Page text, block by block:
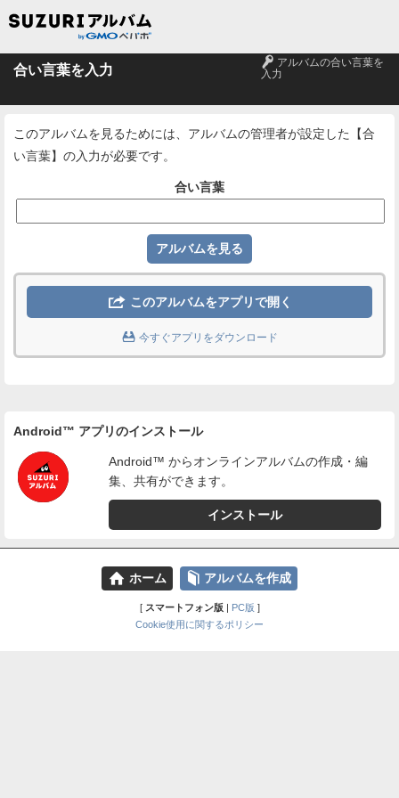
合い言葉を入力 🔑 アルバムの合い言葉を
入力
このアルバムを見るためには、アルバムの管理者が設定した【合
い言葉】の入力が必要です。
合い言葉
 このアルバムをアプリで開く
 今すぐアプリをダウンロード
Android™ アプリのインストール
Android™ からオンラインアルバムの作成・編
集、共有ができます。
インストール
⌂ ホーム 📕 アルバムを作成
[ スマートフォン版| PC版 ]
Cookie使用に関するポリシー